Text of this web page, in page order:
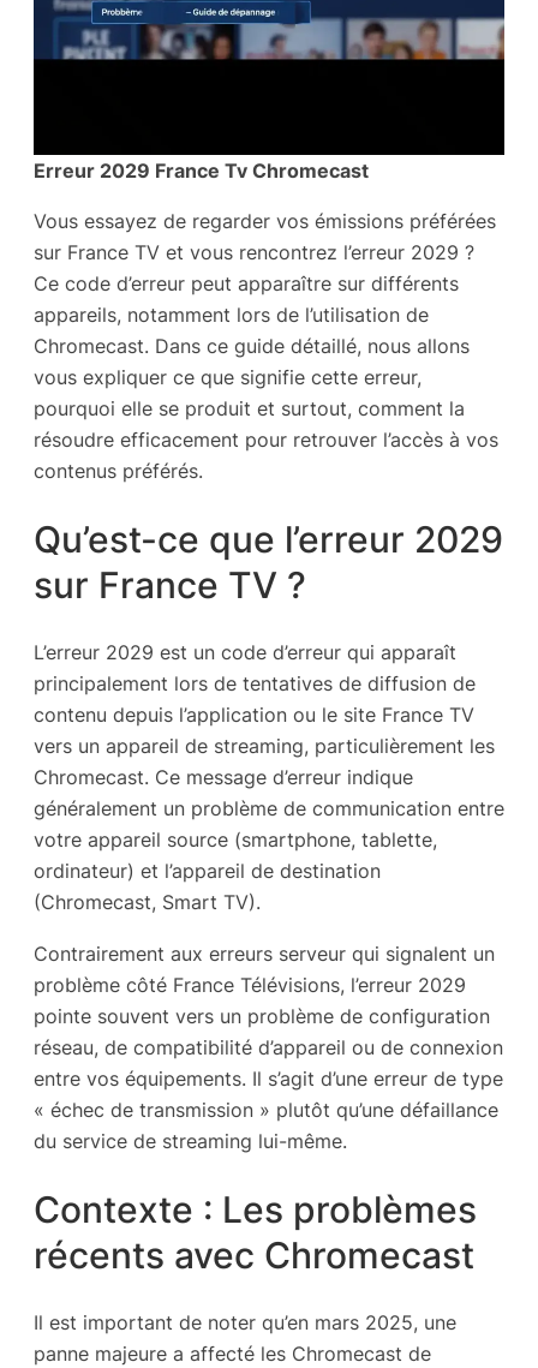
Erreur 2029 France Tv Chromecast
Vous essayez de regarder vos émissions préférées
sur France TV et vous rencontrez l’erreur 2029 ?
Ce code d’erreur peut apparaître sur différents
appareils, notamment lors de l’utilisation de
Chromecast. Dans ce guide détaillé, nous allons
vous expliquer ce que signifie cette erreur,
pourquoi elle se produit et surtout, comment la
résoudre efficacement pour retrouver l’accès à vos
contenus préférés.
Qu’est-ce que l’erreur 2029
sur France TV ?
L’erreur 2029 est un code d’erreur qui apparaît
principalement lors de tentatives de diffusion de
contenu depuis l’application ou le site France TV
vers un appareil de streaming, particulièrement les
Chromecast. Ce message d’erreur indique
généralement un problème de communication entre
votre appareil source (smartphone, tablette,
ordinateur) et l’appareil de destination
(Chromecast, Smart TV).
Contrairement aux erreurs serveur qui signalent un
problème côté France Télévisions, l’erreur 2029
pointe souvent vers un problème de configuration
réseau, de compatibilité d’appareil ou de connexion
entre vos équipements. Il s’agit d’une erreur de type
« échec de transmission » plutôt qu’une défaillance
du service de streaming lui-même.
Contexte : Les problèmes
récents avec Chromecast
Il est important de noter qu’en mars 2025, une
panne majeure a affecté les Chromecast de